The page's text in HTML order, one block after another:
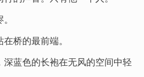
桥的最前端。
深蓝色的长袍在无风的空间中轻